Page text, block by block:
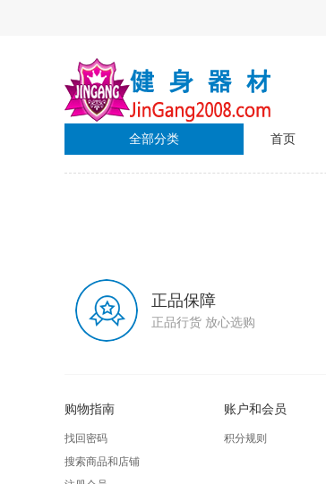
全部分类 首页
正品保障
正品行货 放心选购
购物指南
找回密码
搜索商品和店铺
账户和会员
积分规则